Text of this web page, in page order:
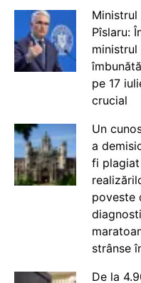
Pîslaru:
pe 17
crucial
Un
a
fi
poveste
strânse
De la